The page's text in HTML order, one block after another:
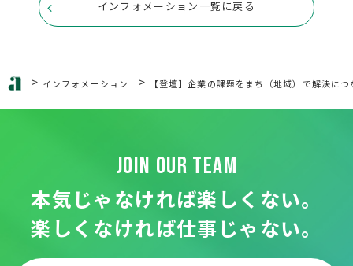
インフォメーション一覧に戻る
> インフォメーション > 【登壇】企業の課題をまち（地域）で解決に
JOIN OUR TEAM
本気じゃなければ楽しくない。
楽しくなければ仕事じゃない。